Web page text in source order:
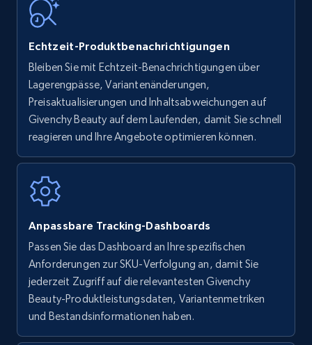
35.2K+
Amazon Reviews
URL, Product name, Product rating, Product
rating object, Product rating max, Rating,
Author name, Asin, and more.
URL, Final price, Sku, Currency, Gtin,
Specifications, Image urls, Top reviews, and
more.
Echtzeit-Produktbenachrichtigungen
Bleiben Sie mit Echtzeit-Benachrichtigungen über
Lagerengpässe, Variantenänderungen,
Preisaktualisierungen und Inhaltsabweichungen auf
Givenchy Beauty auf dem Laufenden, damit Sie schnell
reagieren und Ihre Angebote optimieren können.
Anpassbare Tracking-Dashboards
Passen Sie das Dashboard an Ihre spezifischen
Anforderungen zur SKU-Verfolgung an, damit Sie
jederzeit Zugriff auf die relevantesten Givenchy
Beauty-Produktleistungsdaten, Variantenmetriken
und Bestandsinformationen haben.